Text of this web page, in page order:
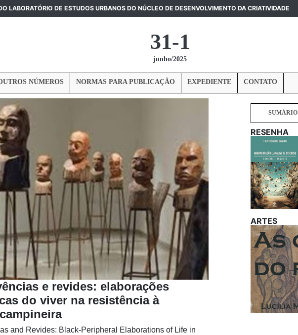
LABORATÓRIO DE ESTUDOS URBANOS DO NÚCLEO DE DESENVOLVIMENTO DA CRIATIVIDADE
31-1
junho/2025
NÚMEROS NORMAS PARA PUBLICAÇÃO EXPEDIENTE CONTATO
e revides: elaborações
do viver na resistência à
and Revides: Black-Peripheral Elaborations of Life in
SUMÁRIO
RESENHA
ARTES